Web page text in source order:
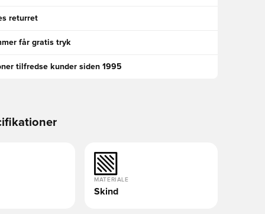
returret
får gratis tryk
tilfredse kunder siden 1995
MATERIALE
Skind